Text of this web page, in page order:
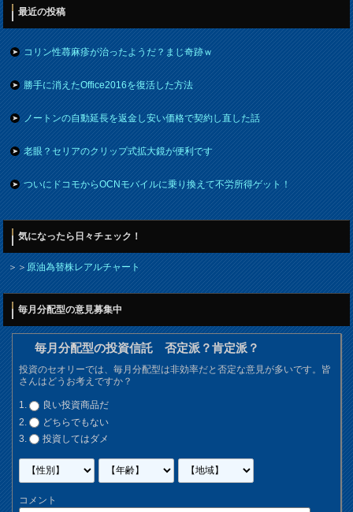
最近の投稿
コリン性蕁麻疹が治ったようだ？まじ奇跡ｗ
勝手に消えたOffice2016を復活した方法
ノートンの自動延長を返金し安い価格で契約し直した話
老眼？セリアのクリップ式拡大鏡が便利です
ついにドコモからOCNモバイルに乗り換えて不労所得ゲット！
気になったら日々チェック！
＞＞原油為替株レアルチャート
毎月分配型の意見募集中
毎月分配型の投資信託 否定派？肯定派？
投資のセオリーでは、毎月分配型は非効率だと否定な意見が多いです。皆
さんはどうお考えですか？
良い投資商品だ
どちらでもない
投資してはダメ
コメント